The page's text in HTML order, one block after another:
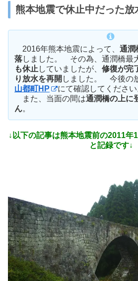
熊本地震で休止中だった放
2016年熊本地震によって、 通潤
落しました。 その為、通潤橋最
も休止 していましたが、 修復が完
り放水を再開 しました。 今後の
山都町HP
にて確認してください
また、当面の間は通潤橋の上に
ん。
↓以下の記事は熊本地震前の2011年
と記録です↓